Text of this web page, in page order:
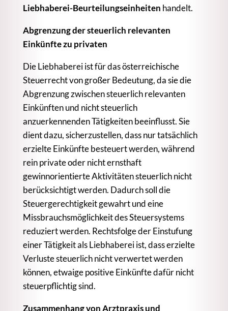
Liebhaberei-Beurteilungseinheiten handelt.
Abgrenzung der steuerlich relevanten
Einkünfte zu privaten
Die Liebhaberei ist für das österreichische
Steuerrecht von großer Bedeutung, da sie die
Abgrenzung zwischen steuerlich relevanten
Einkünften und nicht steuerlich
anzuerkennenden Tätigkeiten beeinflusst. Sie
dient dazu, sicherzustellen, dass nur tatsächlich
erzielte Einkünfte besteuert werden, während
rein private oder nicht ernsthaft
gewinnorientierte Aktivitäten steuerlich nicht
berücksichtigt werden. Dadurch soll die
Steuergerechtigkeit gewahrt und eine
Missbrauchsmöglichkeit des Steuersystems
reduziert werden. Rechtsfolge der Einstufung
einer Tätigkeit als Liebhaberei ist, dass erzielte
Verluste steuerlich nicht verwertet werden
können, etwaige positive Einkünfte dafür nicht
steuerpflichtig sind.
Zusammenhang von Arztpraxis und